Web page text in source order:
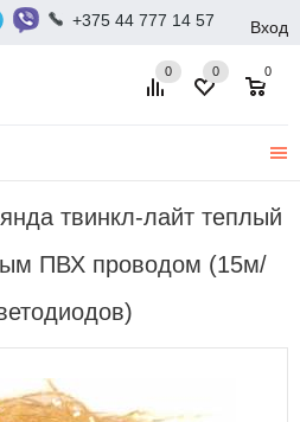
+375 44 777 14 57 Вход
0 0
0
твинкл-лайт теплый
ПВХ проводом (15м/